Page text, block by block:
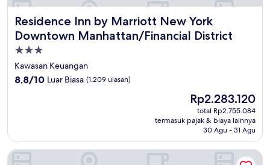
Residence Inn by Marriott New York
Downtown Manhattan/Financial District
Residence Inn by Marriott New York Downtown
Properti
bintang
3.0
Kawasan Keuangan
8.8
ulasan)
8,8/10 Luar Biasa (1.209 ulasan)
Harga
sekarang
Rp2.283.120
Rp2.283.120
total Rp2.755.084
termasuk pajak & biaya lainnya
30 Agu - 31 Agu
The FIDI Hotel